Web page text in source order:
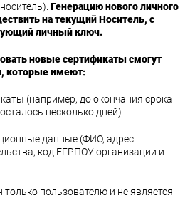
Генерацию нового личного
на текущий Носитель, с
личный ключ.
новые сертификаты смогут
которые имеют:
(например, до окончания срока
несколько дней)
данные (ФИО, адрес
код ЕГРПОУ организации и
пользователю и не является